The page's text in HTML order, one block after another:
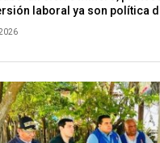
laboral ya son política